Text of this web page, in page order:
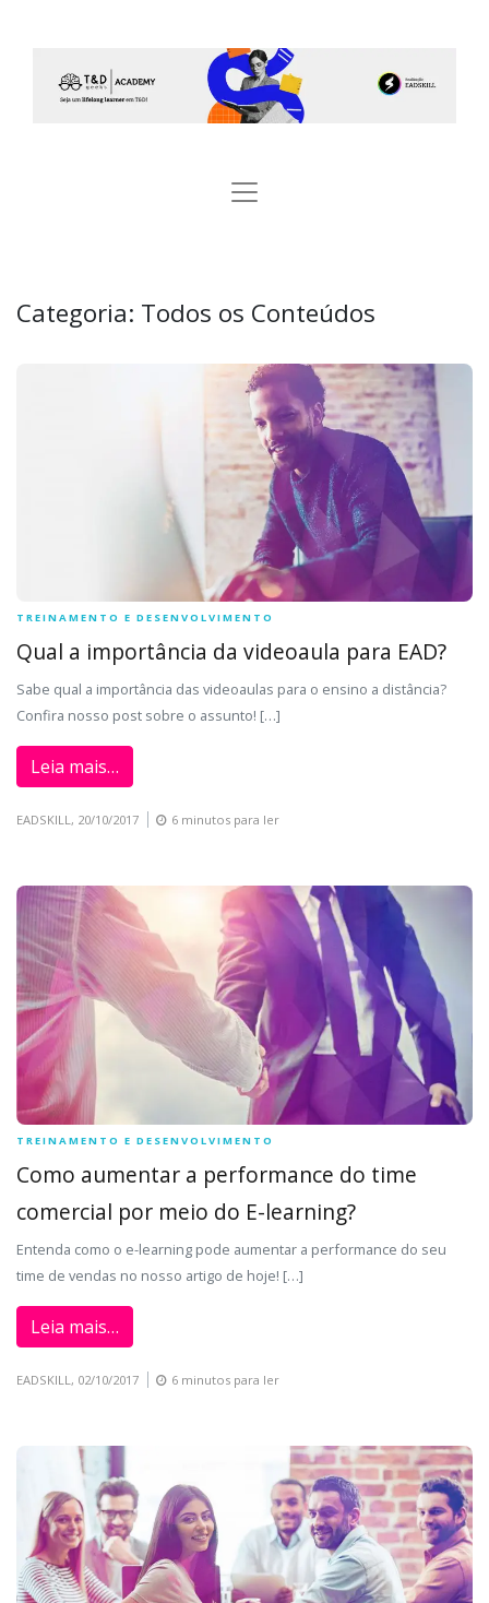
Categoria: Todos os Conteúdos
TREINAMENTO E DESENVOLVIMENTO
Qual a importância da videoaula para EAD?
Sabe qual a importância das videoaulas para o ensino a distância?
Confira nosso post sobre o assunto! […]
Leia mais…
EADSKILL, 20/10/2017 6 minutos para ler
TREINAMENTO E DESENVOLVIMENTO
Como aumentar a performance do time
comercial por meio do E-learning?
Entenda como o e-learning pode aumentar a performance do seu
time de vendas no nosso artigo de hoje! […]
Leia mais…
EADSKILL, 02/10/2017 6 minutos para ler